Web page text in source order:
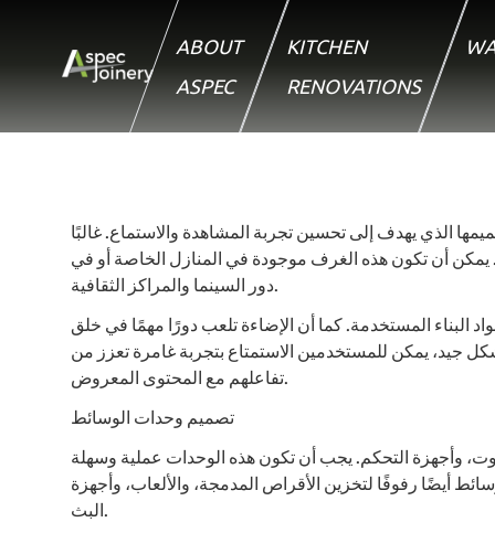
ABOUT
ASPEC
KITCHEN
RENOVATIONS
الذي يهدف إلى تحسين تجربة المشاهدة والاستماع. غالبًا
يمكن أن تكون هذه الغرف موجودة في المنازل الخاصة أو في
دور السينما والمراكز الثقافية.
المستخدمة. كما أن الإضاءة تلعب دورًا مهمًا في خلق
جيد، يمكن للمستخدمين الاستمتاع بتجربة غامرة تعزز من
تفاعلهم مع المحتوى المعروض.
تصميم وحدات الوسائط
وأجهزة التحكم. يجب أن تكون هذه الوحدات عملية وسهلة
أيضًا رفوفًا لتخزين الأقراص المدمجة، والألعاب، وأجهزة
البث.